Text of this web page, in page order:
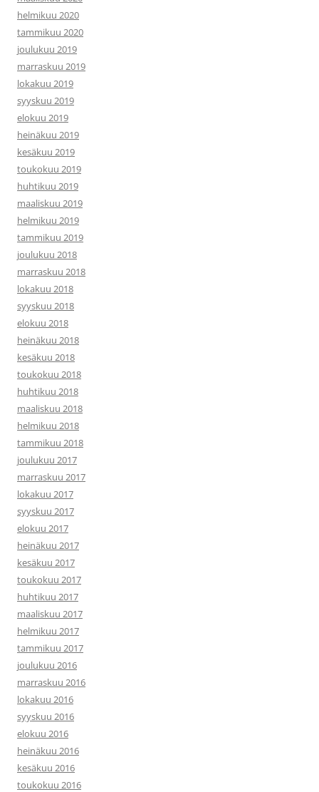
helmikuu 2020
tammikuu 2020
joulukuu 2019
marraskuu 2019
lokakuu 2019
syyskuu 2019
elokuu 2019
heinäkuu 2019
kesäkuu 2019
toukokuu 2019
huhtikuu 2019
maaliskuu 2019
helmikuu 2019
tammikuu 2019
joulukuu 2018
marraskuu 2018
lokakuu 2018
syyskuu 2018
elokuu 2018
heinäkuu 2018
kesäkuu 2018
toukokuu 2018
huhtikuu 2018
maaliskuu 2018
helmikuu 2018
tammikuu 2018
joulukuu 2017
marraskuu 2017
lokakuu 2017
syyskuu 2017
elokuu 2017
heinäkuu 2017
kesäkuu 2017
toukokuu 2017
huhtikuu 2017
maaliskuu 2017
helmikuu 2017
tammikuu 2017
joulukuu 2016
marraskuu 2016
lokakuu 2016
syyskuu 2016
elokuu 2016
heinäkuu 2016
kesäkuu 2016
toukokuu 2016